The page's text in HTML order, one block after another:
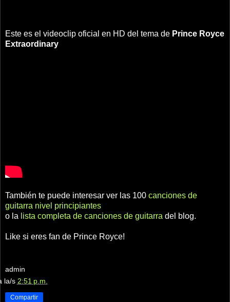
Este es el videoclip oficial en HD del tema de Prince Royce
Extraordinary
También te puede interesar ver las 100 canciones de
guitarra nivel principiantes
o la lista completa de canciones de guitarra del blog.
Like si eres fan de Prince Royce!
admin
la/s 2:51 p.m.
Compartir